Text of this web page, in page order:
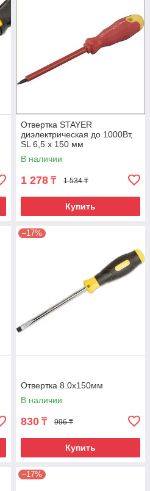
Отвертка STAYER
диэлектрическая до 1000Вт,
SL 6,5 х 150 мм
В наличии
1 278 ₸ 1 534 ₸
Купить
–17%
Отвертка 8.0х150мм
В наличии
830 ₸ 996 ₸
Купить
–17%